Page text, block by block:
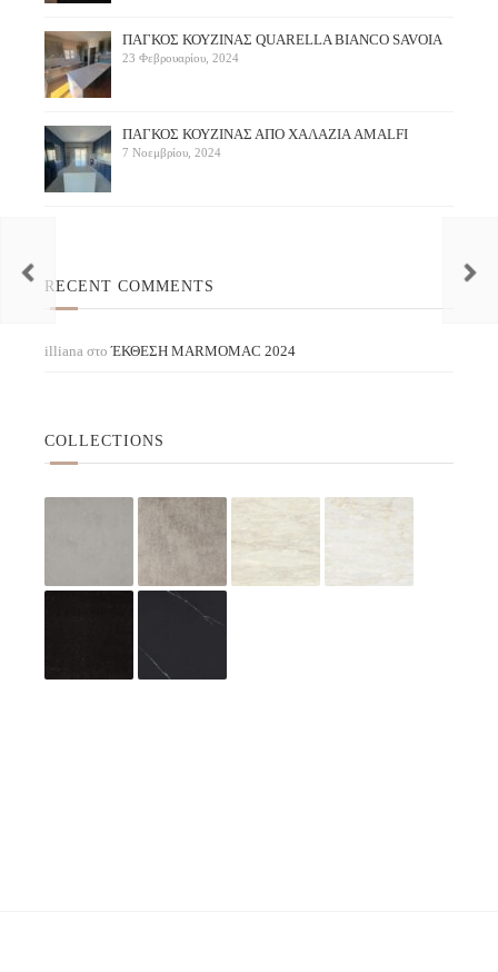
ΠΑΓΚΟΣ ΚΟΥΖΙΝΑΣ QUARELLA BIANCO SAVOIA
23 Φεβρουαρίου, 2024
ΠAΓΚΟΣ ΚΟΥΖΙΝΑΣ ΑΠΟ ΧΑΛΑΖΙΑ AMALFI
7 Νοεμβρίου, 2024
RECENT COMMENTS
illiana στοΈΚΘΕΣΗ ΜARMOMAC 2024
COLLECTIONS